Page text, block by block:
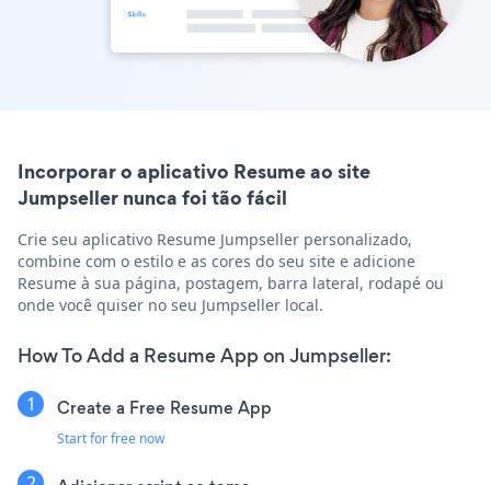
Incorporar o aplicativo Resume ao site
Jumpseller nunca foi tão fácil
Crie seu aplicativo Resume Jumpseller personalizado,
combine com o estilo e as cores do seu site e adicione
Resume à sua página, postagem, barra lateral, rodapé ou
onde você quiser no seu Jumpseller local.
How To Add a Resume App on Jumpseller:
Create a Free Resume App
Start for free now